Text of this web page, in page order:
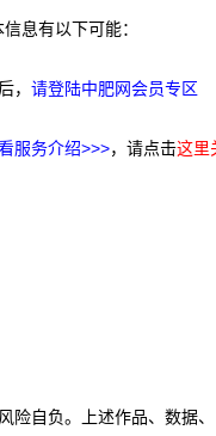
息有以下可能：
， 请登陆中肥网会员专区
服务介绍>>>，请点击这里
险自负。上述作品、数据